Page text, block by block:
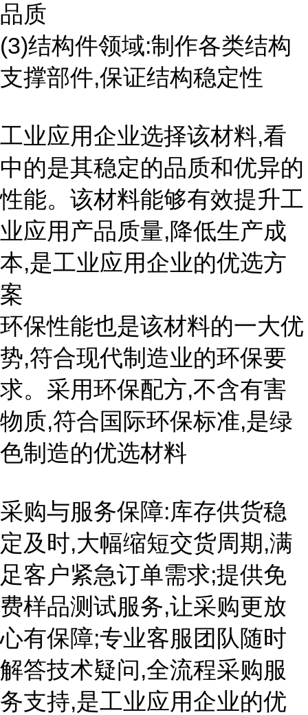
品质
(3)结构件领域:制作各类结构
支撑部件,保证结构稳定性
工业应用企业选择该材料,看
中的是其稳定的品质和优异的
性能。该材料能够有效提升工
业应用产品质量,降低生产成
本,是工业应用企业的优选方
案
环保性能也是该材料的一大优
势,符合现代制造业的环保要
求。采用环保配方,不含有害
物质,符合国际环保标准,是绿
色制造的优选材料
采购与服务保障:库存供货稳
定及时,大幅缩短交货周期,满
足客户紧急订单需求;提供免
费样品测试服务,让采购更放
心有保障;专业客服团队随时
解答技术疑问,全流程采购服
务支持,是工业应用企业的优